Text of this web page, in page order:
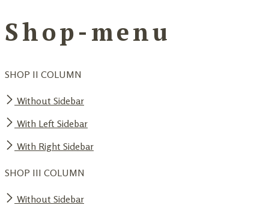
Shop-menu
SHOP II COLUMN
Without Sidebar
With Left Sidebar
With Right Sidebar
SHOP III COLUMN
Without Sidebar